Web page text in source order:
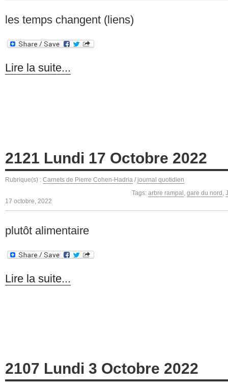
les temps changent (liens)
Lire la suite...
2121 Lundi 17 Octobre 2022
Rubrique(s) : Carnets de Pierre Cohen-Hadria / journal quotidien
Tags: arbre rampal gare du nord
17 octobre, 2022
plutôt alimentaire
Lire la suite...
2107 Lundi 3 Octobre 2022